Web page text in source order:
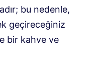
bu nedenle,
geçireceğiniz
bir kahve ve